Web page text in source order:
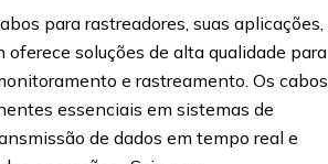
para rastreadores, suas aplicações,
soluções de alta qualidade para
e rastreamento. Os cabos
essenciais em sistemas de
de dados em tempo real e